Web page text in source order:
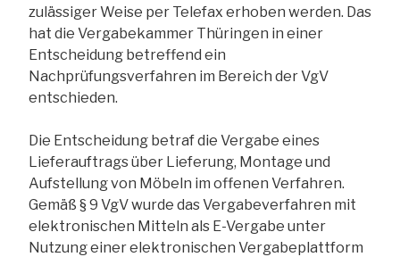
zulässiger Weise per Telefax erhoben werden. Das
hat die Vergabekammer Thüringen in einer
Entscheidung betreffend ein
Nachprüfungsverfahren im Bereich der VgV
entschieden.
Die Entscheidung betraf die Vergabe eines
Lieferauftrags über Lieferung, Montage und
Aufstellung von Möbeln im offenen Verfahren.
Gemäß § 9 VgV wurde das Vergabeverfahren mit
elektronischen Mitteln als E-Vergabe unter
Nutzung einer elektronischen Vergabeplattform